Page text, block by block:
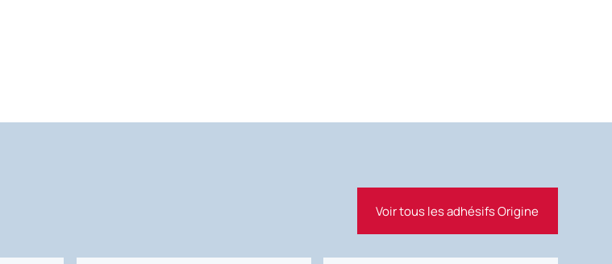
Voir tous les adhésifs Origine